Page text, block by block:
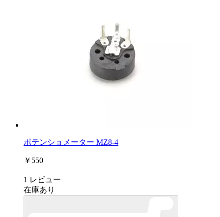
ポテンショメーター MZ8-4
￥550
1 レビュー
在庫あり